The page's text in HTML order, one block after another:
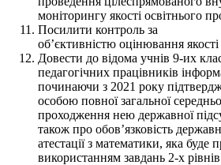
моніторингу якості освітнього
Посилити контроль за
об’єктивністю оцінювання
Довести до відома учнів 9-их
педагогічних працівників
починаючи з 2021 року
особою повної загальної
проходження нею державної
також про обов’язковість
атестації з математики, яка буде
використанням завдань 2-х рівнів